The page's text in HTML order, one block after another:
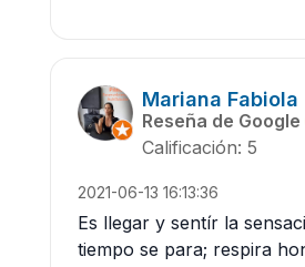
Mariana Fabiola
Reseña de Google
Calificación: 5
2021-06-13 16:13:36
Es llegar y sentír la
tiempo se para; respira